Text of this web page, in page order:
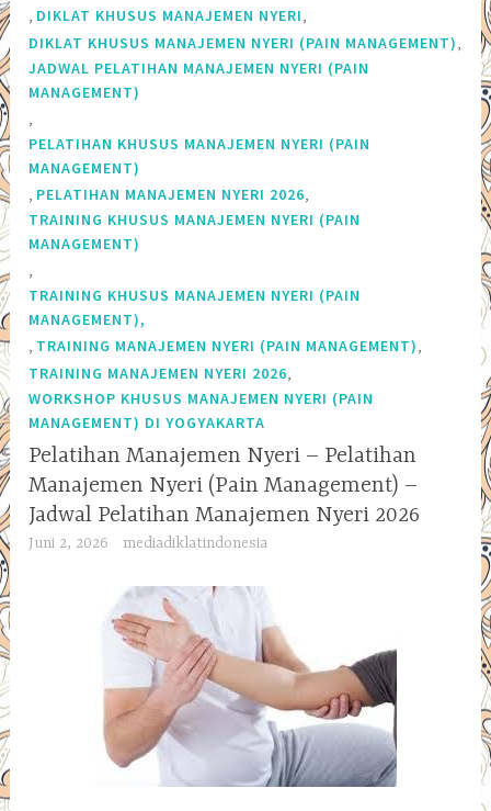
DIKLAT KHUSUS MANAJEMEN NYERI
DIKLAT KHUSUS MANAJEMEN NYERI (PAIN MANAGEMENT)
JADWAL PELATIHAN MANAJEMEN NYERI (PAIN
MANAGEMENT)
PELATIHAN KHUSUS MANAJEMEN NYERI (PAIN
MANAGEMENT)
PELATIHAN MANAJEMEN NYERI 2026
TRAINING KHUSUS MANAJEMEN NYERI (PAIN
MANAGEMENT)
TRAINING KHUSUS MANAJEMEN NYERI (PAIN
MANAGEMENT),
TRAINING MANAJEMEN NYERI (PAIN MANAGEMENT)
TRAINING MANAJEMEN NYERI 2026
WORKSHOP KHUSUS MANAJEMEN NYERI (PAIN
MANAGEMENT) DI YOGYAKARTA
Pelatihan Manajemen Nyeri – Pelatihan
Manajemen Nyeri (Pain Management) –
Jadwal Pelatihan Manajemen Nyeri 2026
Juni 2, 2026 mediadiklatindonesia